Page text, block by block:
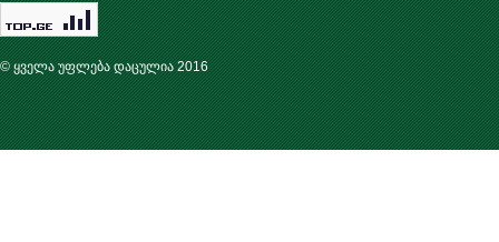
© ყველა უფლება დაცულია 2016